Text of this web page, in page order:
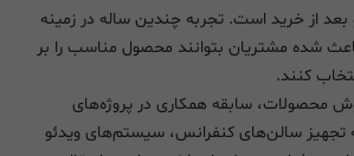
از خرید است. تجربه چندین ساله در زمینه
شده مشتریان بتوانند محصول مناسب را بر
کنند.
محصولات، سابقه همکاری در پروژه‌های
سالن‌های کنفرانس، سیستم‌های ویدئو